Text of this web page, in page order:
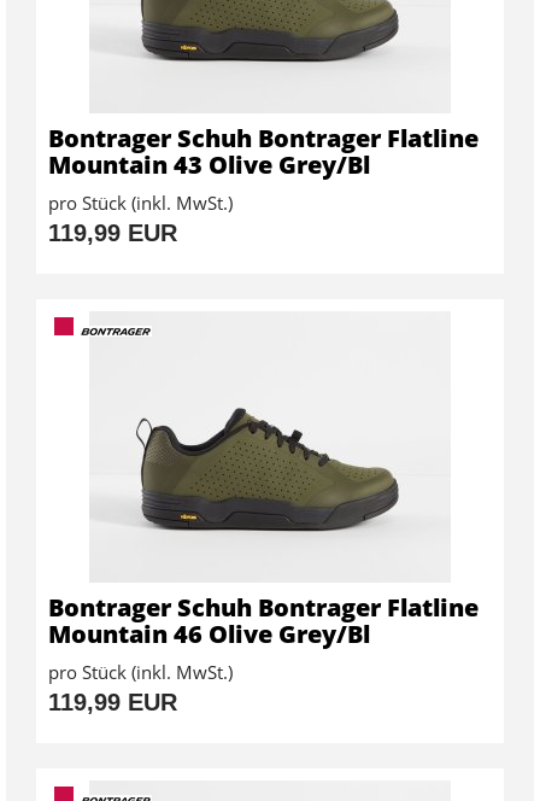
Bontrager Schuh Bontrager Flatline
Mountain 43 Olive Grey/Bl
pro Stück (inkl. MwSt.)
119,99 EUR
Bontrager Schuh Bontrager Flatline
Mountain 46 Olive Grey/Bl
pro Stück (inkl. MwSt.)
119,99 EUR